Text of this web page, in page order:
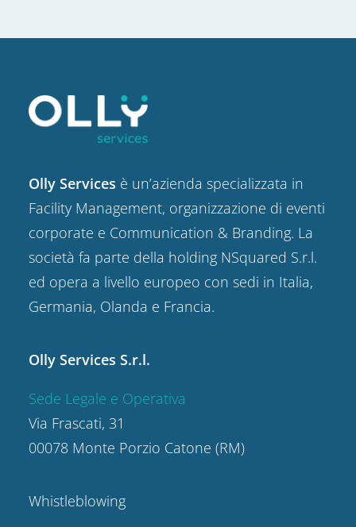
Olly Services è un’azienda specializzata in
Facility Management, organizzazione di eventi
corporate e Communication & Branding. La
società fa parte della holding NSquared S.r.l.
ed opera a livello europeo con sedi in Italia,
Germania, Olanda e Francia.
Olly Services S.r.l.
Sede Legale e Operativa
Via Frascati, 31
00078 Monte Porzio Catone (RM)
Whistleblowing